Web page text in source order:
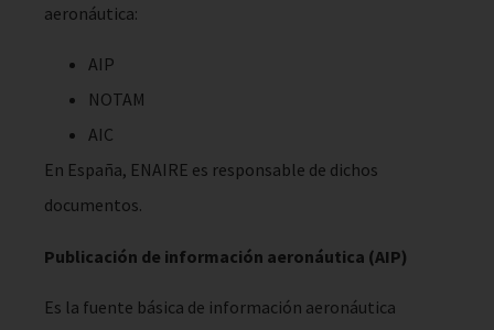
aeronáutica:
AIP
NOTAM
AIC
En España, ENAIRE es responsable de dichos
documentos.
Publicación de información aeronáutica (AIP)
Es la fuente básica de información aeronáutica